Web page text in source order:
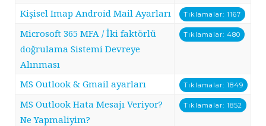
Kişisel Imap Android Mail Ayarları Tıklamalar: 1167
Microsoft 365 MFA / İki faktörlü
doğrulama Sistemi Devreye
Alınması
Tıklamalar: 480
MS Outlook & Gmail ayarları Tıklamalar: 1849
MS Outlook Hata Mesajı Veriyor?
Ne Yapmaliyim?
Tıklamalar: 1852